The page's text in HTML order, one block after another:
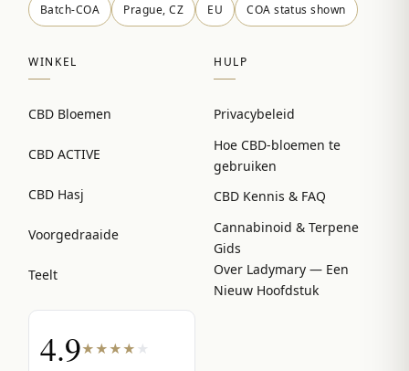
Batch-COA Prague, CZ EU COA status shown
WINKEL
CBD Bloemen
CBD ACTIVE
CBD Hasj
Voorgedraaide
Teelt
4.9★★★★ ★
HULP
Privacybeleid
Hoe CBD-bloemen te
gebruiken
CBD Kennis & FAQ
Cannabinoid & Terpene
Gids
Over Ladymary — Een
Nieuw Hoofdstuk